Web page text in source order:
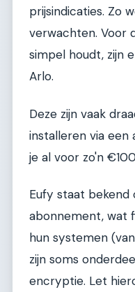
prijsindicaties. Zo
verwachten. Voor
simpel houdt, zijn
Arlo.
Deze zijn vaak
installeren via een
je al voor zo'n
Eufy staat bekend
abonnement, wat
hun systemen
zijn soms
encryptie. Let